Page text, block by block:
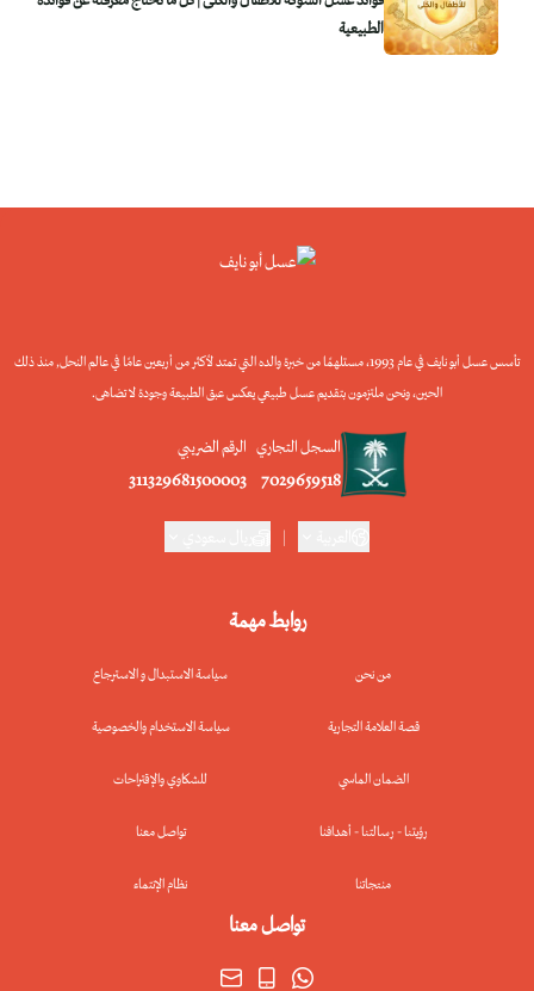
الطبيعية
روابط مهمة
من نحن
قصة العلامة التجارية
الضمان الماسي
رؤيتنا - رسالتنا - أهدافنا
منتجاتنا
سياسة الاستبدال و الاسترجاع
سياسة الاستخدام والخصوصية
للشكاوي والإقتراحات
تواصل معنا
نظام الإنتماء
تأسس عسل أبو نايف في عام 1993، مستلهمًا من خبرة والده التي تمتد لأكثر من أربعين عامًا في عالم النحل, منذ ذلك
الحين، ونحن ملتزمون بتقديم عسل طبيعي يعكس عبق الطبيعة وجودة لا تضاهى.
السجل التجاري
7029659518
الرقم الضريبي
311329681500003
|